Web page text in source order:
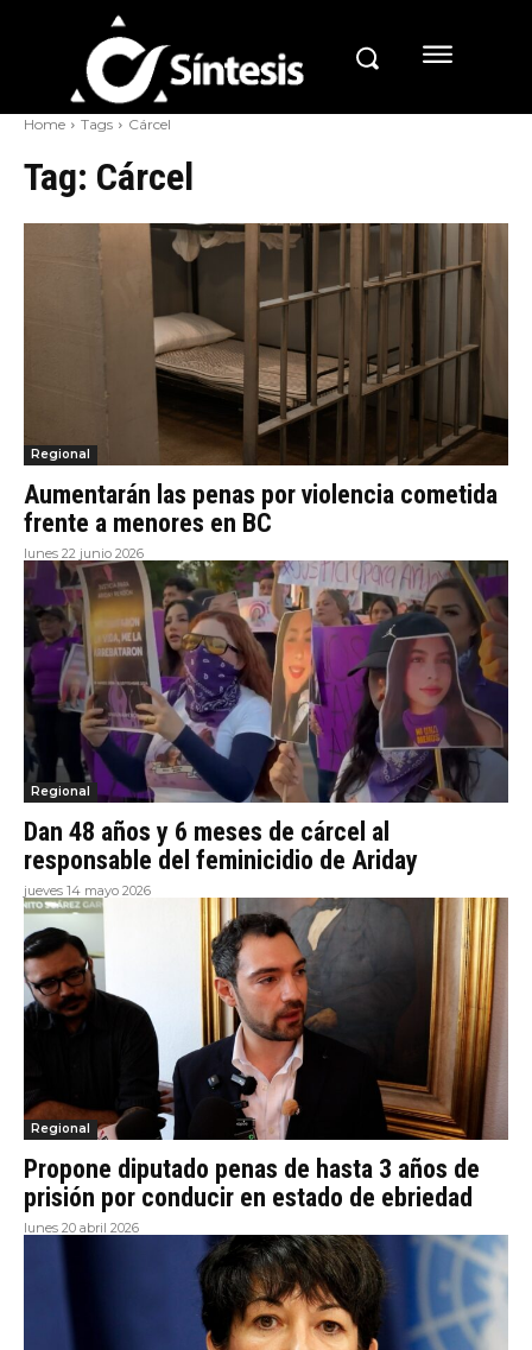
Home Tags Cárcel
Tag: Cárcel
Regional
Aumentarán las penas por violencia cometida
frente a menores en BC
lunes 22 junio 2026
Regional
Dan 48 años y 6 meses de cárcel al
responsable del feminicidio de Ariday
jueves 14 mayo 2026
Regional
Propone diputado penas de hasta 3 años de
prisión por conducir en estado de ebriedad
lunes 20 abril 2026